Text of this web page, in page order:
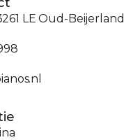
LE Oud-Beijerland